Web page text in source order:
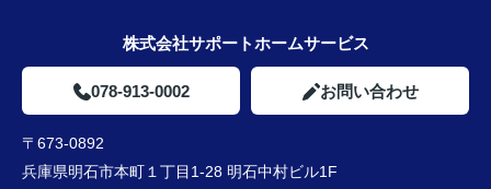
株式会社サポートホームサービス
078-913-0002 お問い合わせ
〒673-0892
兵庫県明石市本町１丁目1-28 明石中村ビル1F